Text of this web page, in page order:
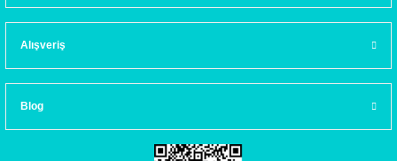
Alışveriş
Blog